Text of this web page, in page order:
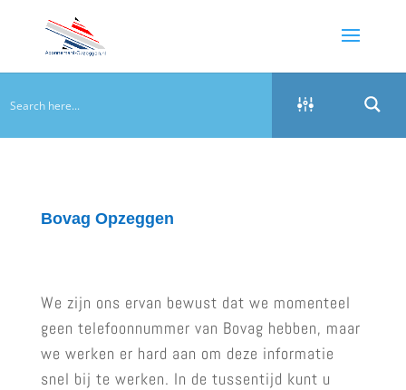
Bovag Opzeggen
We zijn ons ervan bewust dat we momenteel
geen telefoonnummer van Bovag hebben, maar
we werken er hard aan om deze informatie
snel bij te werken. In de tussentijd kunt u